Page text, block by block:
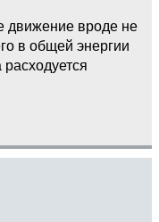
движение вроде не
в общей энергии